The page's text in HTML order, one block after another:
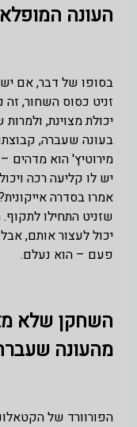
העונה
בסופו של דבר, אם
זניט כסוס השחור, זה
יכולת מצוינת,
בעונה שעברה,
מירוטיץ' הוא מדהים
יש לו קליעה רכה
אמרו בסדרה
שזניט התחילו
יכול לעצור אותם,
פעם – הוא נעלם.
השחקן שלא
מהעונה
הפורוורד של